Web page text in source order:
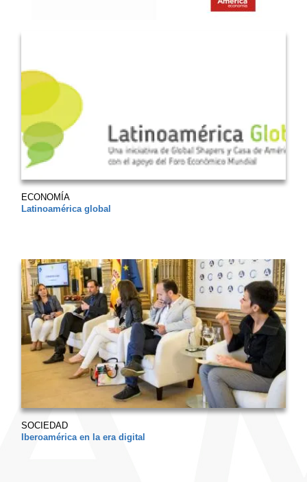
ECONOMÍA
Latinoamérica global
SOCIEDAD
Iberoamérica en la era digital